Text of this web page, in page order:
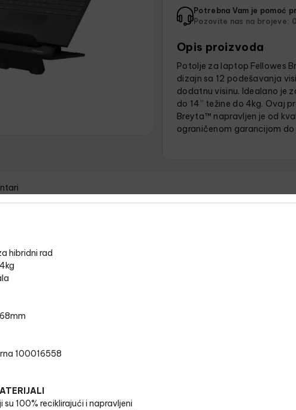
Potrebna Vam je pomoć
Pozovite nas na brojeve:
Opis proizvoda
Potolje za laptop Fellowes
dizajn sa 12 podešavanja
dodatnu visinu. Idealano je
do 14” težine do 4kg. Ovaj
Breyta™ napravljen je od
ograničenom garancijom
hibridni rad
100016558
100% reciklirajući i napravljeni